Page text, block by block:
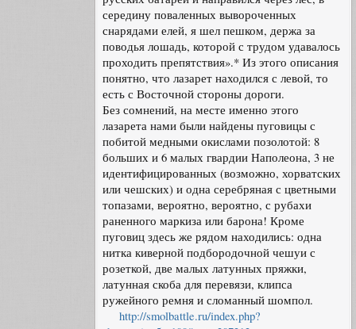
середину поваленных вывороченных
снарядами елей, я шел пешком, держа за
поводья лошадь, которой с трудом удавалось
проходить препятствия».* Из этого описания
понятно, что лазарет находился с левой, то
есть с Восточной стороны дороги.
Без сомнений, на месте именно этого
лазарета нами были найдены пуговицы с
побитой медными окислами позолотой: 8
больших и 6 малых гвардии Наполеона, 3 не
идентифицированных (возможно, хорватских
или чешских) и одна серебряная с цветными
топазами, вероятно, вероятно, с рубахи
раненного маркиза или барона! Кроме
пуговиц здесь же рядом находились: одна
нитка киверной подбородочной чешуи с
розеткой, две малых латунных пряжки,
латунная скоба для перевязи, клипса
ружейного ремня и сломанный шомпол.
http://smolbattle.ru/index.php?